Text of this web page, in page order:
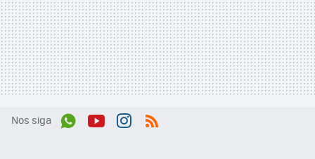
Nos siga